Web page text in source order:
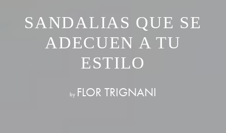
SANDALIAS QUE SE
ADECUEN A TU
ESTILO
by FLOR TRIGNANI